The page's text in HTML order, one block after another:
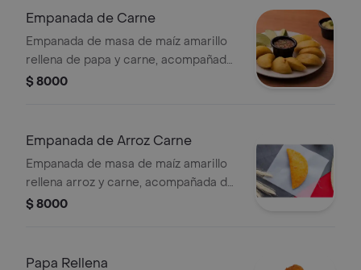
Empanada de Carne
Empanada de masa de maíz amarillo
rellena de papa y carne, acompañada
de ají de la casa.
$ 8000
Empanada de Arroz Carne
Empanada de masa de maíz amarillo
rellena arroz y carne, acompañada de
ají de la casa.
$ 8000
Papa Rellena